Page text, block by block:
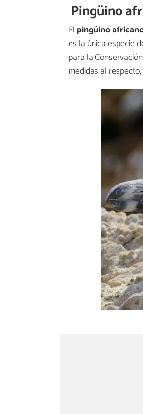
Pingüino
El pingüino
es la única especie
para la
medidas al